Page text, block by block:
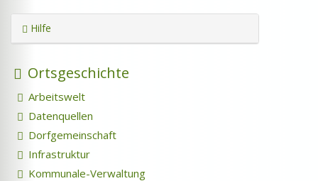
Hilfe
Ortsgeschichte
Arbeitswelt
Datenquellen
Dorfgemeinschaft
Infrastruktur
Kommunale-Verwaltung